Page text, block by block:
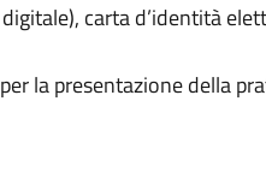
carta d’identità
la presentazione della